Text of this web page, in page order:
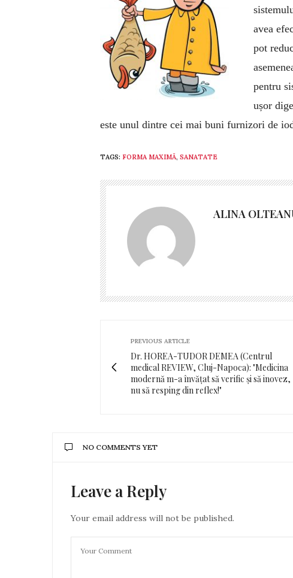
avea
pot
pentru
ușor
este unul dintre cei mai buni fur­nizori de
TAGS: FORMA MAXIMĂ, SANATATE
ALINA
PREVIOUS ARTICLE
Dr. HOREA-TUDOR DEMEA (Centrul
medical REVIEW, Cluj-Napoca): "Medicina
modernă m-a învățat să verific și să inovez,
nu să resping din reflex!"
NO COMMENTS YET
Leave a Reply
Your email address will not be published.